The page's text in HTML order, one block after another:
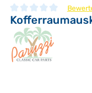
Durchschnittliche